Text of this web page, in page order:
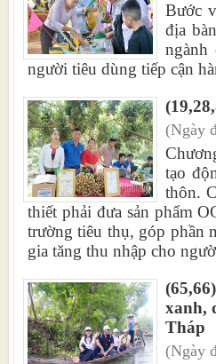
Bước
địa
ngành
người tiêu dùng tiếp cận
(Ngày
tạo
thôn.
thiết phải đưa sản phẩm
trường tiêu thụ, góp phần
gia tăng thu nhập cho
xanh,
Tháp
(Ngày